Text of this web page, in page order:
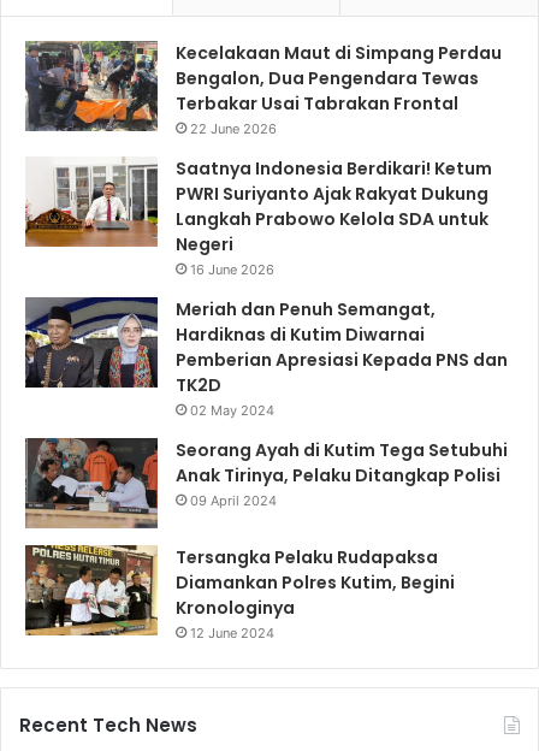
Kecelakaan Maut di Simpang Perdau
Bengalon, Dua Pengendara Tewas
Terbakar Usai Tabrakan Frontal
22 June 2026
Saatnya Indonesia Berdikari! Ketum
PWRI Suriyanto Ajak Rakyat Dukung
Langkah Prabowo Kelola SDA untuk
Negeri
16 June 2026
Meriah dan Penuh Semangat,
Hardiknas di Kutim Diwarnai
Pemberian Apresiasi Kepada PNS dan
TK2D
02 May 2024
Seorang Ayah di Kutim Tega Setubuhi
Anak Tirinya, Pelaku Ditangkap Polisi
09 April 2024
Tersangka Pelaku Rudapaksa
Diamankan Polres Kutim, Begini
Kronologinya
12 June 2024
Recent Tech News